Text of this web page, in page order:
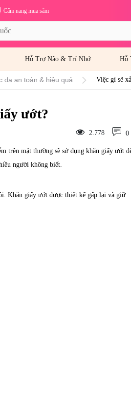
Cẩm nang mua sắm
Hỗ Trợ Não & Trí Nhớ Hỗ
da an toàn & hiệu quả Việc gì sẽ
ướt?
2.778 0
trên mặt thường sẽ sử dụng khăn giấy ướt
người không biết.
Khăn giấy ướt được thiết kế gấp lại và giữ